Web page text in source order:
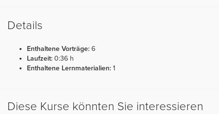
Details
Enthaltene Vorträge: 6
Laufzeit: 0:36 h
Enthaltene Lernmaterialien: 1
Diese Kurse könnten Sie interessieren